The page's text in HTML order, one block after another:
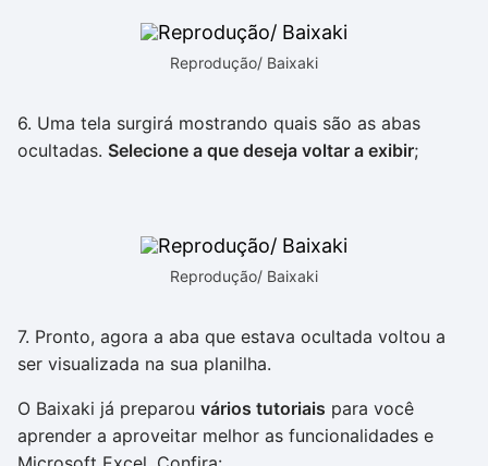
Reprodução/ Baixaki
6. Uma tela surgirá mostrando quais são as abas
ocultadas. Selecione a que deseja voltar a exibir;
Reprodução/ Baixaki
7. Pronto, agora a aba que estava ocultada voltou a
ser visualizada na sua planilha.
O Baixaki já preparou vários tutoriais para você
aprender a aproveitar melhor as funcionalidades e